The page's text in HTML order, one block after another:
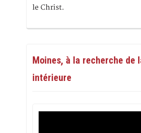
le Christ.
Moines, à la recherche de
intérieure